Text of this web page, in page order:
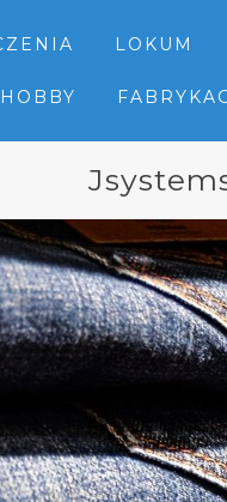
LOKUM
HOBBY